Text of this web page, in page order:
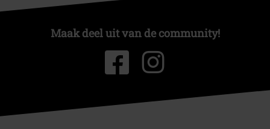
Maak deel uit van de community!